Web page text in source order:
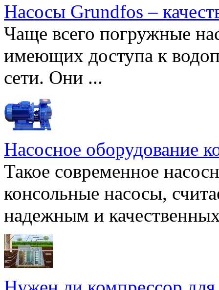
Насосы Grundfos –
Чаще всего погружные
имеющих доступа к
сети. Они ...
Насосное оборудование
Такое современное
консольные насосы,
надежным и